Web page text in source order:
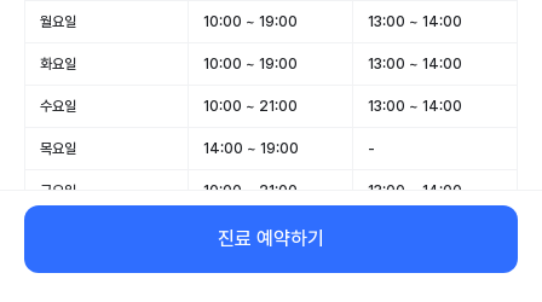
월요일 10:00 ~ 19:00 13:00 ~ 14:00
화요일 10:00 ~ 19:00 13:00 ~ 14:00
수요일 10:00 ~ 21:00 13:00 ~ 14:00
목요일 14:00 ~ 19:00 -
금요일 10:00 ~ 21:00 13:00 ~ 14:00
10:00 ~ 15:00
일요일 휴무 -
진료 예약하기